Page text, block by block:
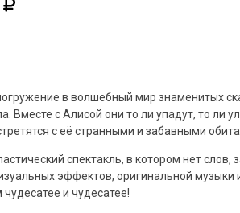
в волшебный мир знаменитых
Вместе с Алисой они то ли упадут, то ли
с её странными и забавными
спектакль, в котором нет слов,
эффектов, оригинальной музыки
и чудесатее!